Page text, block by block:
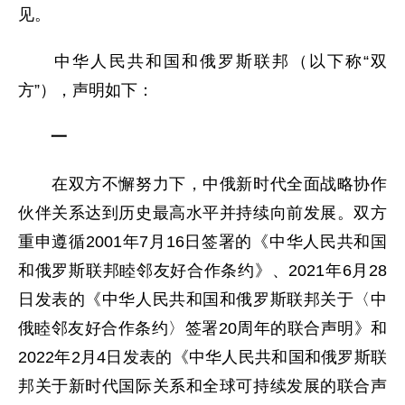
见。
中华人民共和国和俄罗斯联邦（以下称“双
方”），声明如下：
一
在双方不懈努力下，中俄新时代全面战略协作
伙伴关系达到历史最高水平并持续向前发展。双方
重申遵循2001年7月16日签署的《中华人民共和国
和俄罗斯联邦睦邻友好合作条约》、2021年6月28
日发表的《中华人民共和国和俄罗斯联邦关于〈中
俄睦邻友好合作条约〉签署20周年的联合声明》和
2022年2月4日发表的《中华人民共和国和俄罗斯联
邦关于新时代国际关系和全球可持续发展的联合声